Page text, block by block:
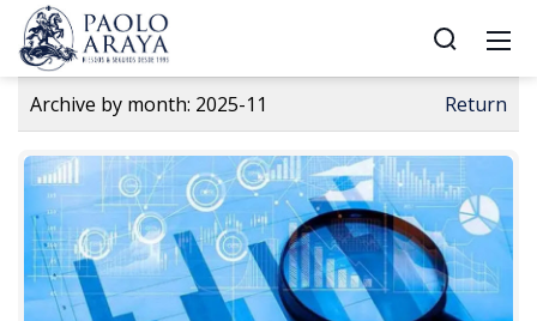
Archive by month: 2025-11 Return